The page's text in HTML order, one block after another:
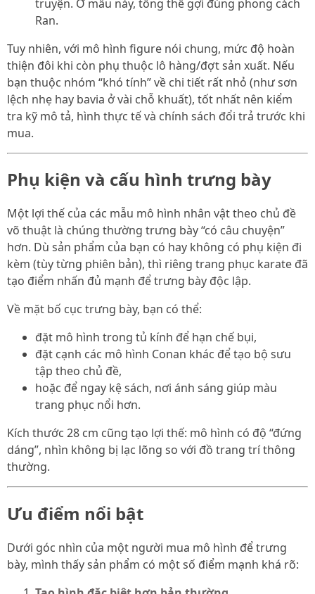
truyện. Ở mẫu này, tổng thể gợi đúng phong cách
Ran.
Tuy nhiên, với mô hình figure nói chung, mức độ hoàn
thiện đôi khi còn phụ thuộc lô hàng/đợt sản xuất. Nếu
bạn thuộc nhóm “khó tính” về chi tiết rất nhỏ (như sơn
lệch nhẹ hay bavia ở vài chỗ khuất), tốt nhất nên kiểm
tra kỹ mô tả, hình thực tế và chính sách đổi trả trước khi
mua.
Phụ kiện và cấu hình trưng bày
Một lợi thế của các mẫu mô hình nhân vật theo chủ đề
võ thuật là chúng thường trưng bày “có câu chuyện”
hơn. Dù sản phẩm của bạn có hay không có phụ kiện đi
kèm (tùy từng phiên bản), thì riêng trang phục karate đã
tạo điểm nhấn đủ mạnh để trưng bày độc lập.
Về mặt bố cục trưng bày, bạn có thể:
đặt mô hình trong tủ kính để hạn chế bụi,
đặt cạnh các mô hình Conan khác để tạo bộ sưu
tập theo chủ đề,
hoặc để ngay kệ sách, nơi ánh sáng giúp màu
trang phục nổi hơn.
Kích thước 28 cm cũng tạo lợi thế: mô hình có độ “đứng
dáng”, nhìn không bị lạc lõng so với đồ trang trí thông
thường.
Ưu điểm nổi bật
Dưới góc nhìn của một người mua mô hình để trưng
bày, mình thấy sản phẩm có một số điểm mạnh khá rõ: